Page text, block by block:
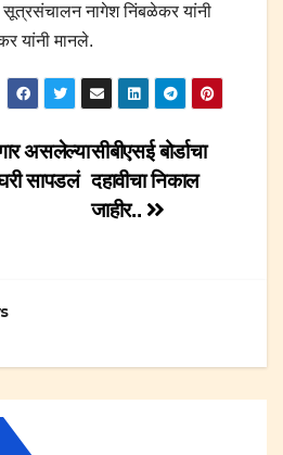
नागेश निंबळेकर यांनी
यांनी मानले.
सीबीएसई बोर्डाचा
दहावीचा निकाल
जाहीर..
असलेल्या
सापडलं